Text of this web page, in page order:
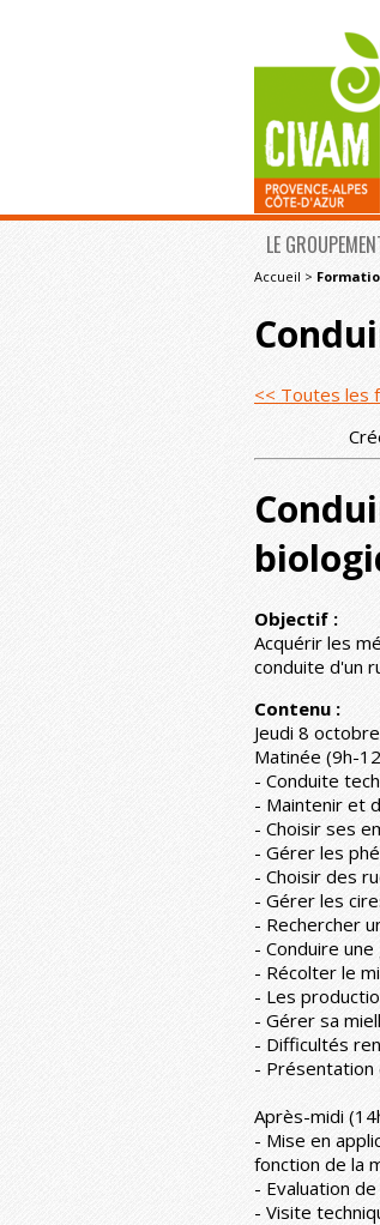
LE
Accueil >
<< Toutes les
Objectif :
Acquérir les
conduite d'un
Contenu :
Jeudi 8
Matinée (9h-
- Conduite
- Maintenir et
- Choisir ses
- Gérer les
- Choisir des
- Gérer les
- Rechercher
- Conduire
- Récolter le
- Les
- Gérer sa
- Difficultés
- Présentation
Après-midi
- Mise en
fonction de la
- Evaluation
- Visite